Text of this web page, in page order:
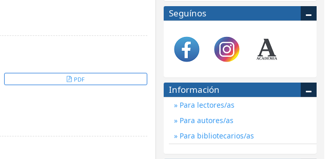
PDF
Seguínos
Información
Para lectores/as
Para autores/as
Para bibliotecarios/as